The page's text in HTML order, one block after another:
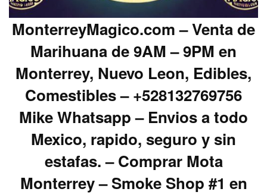
MonterreyMagico.com – Venta de
Marihuana de 9AM – 9PM en
Monterrey, Nuevo Leon, Edibles,
Comestibles – +528132769756
Mike Whatsapp – Envios a todo
Mexico, rapido, seguro y sin
estafas. – Comprar Mota
Monterrey – Smoke Shop #1 en